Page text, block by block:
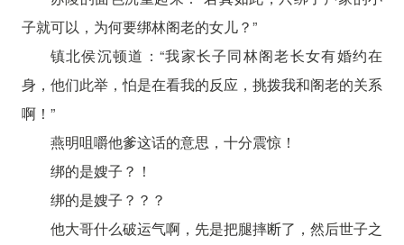
子就可以，为何要绑林阁老的女儿？”
镇北侯沉顿道：“我家长子同林阁老长女有婚约在
身，他们此举，怕是在看我的反应，挑拨我和阁老的关系
啊！”
燕明咀嚼他爹这话的意思，十分震惊！
绑的是嫂子？！
绑的是嫂子？？？
他大哥什么破运气啊，先是把腿摔断了，然后世子之